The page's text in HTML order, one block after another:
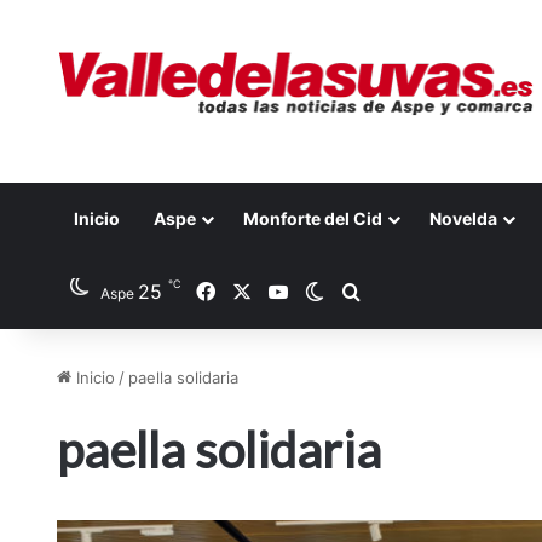
Inicio Aspe Monforte del Cid Novelda
Aspe 25 ℃ FacebookYouTubeSwitch skin
Inicio / paella solidaria
paella solidaria